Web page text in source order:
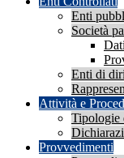
Enti
Società
Enti di
Attività e
Tipologie
Provvedimenti